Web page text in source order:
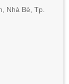
Nhà Bè, Tp.